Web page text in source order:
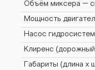
Объём миксера –
Мощность
Насос
Клиренс
Габариты (длина х